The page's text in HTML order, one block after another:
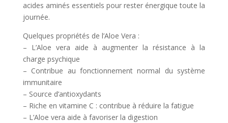
acides aminés essentiels pour rester énergique toute la
journée.
Quelques propriétés de l’Aloe Vera :
– L’Aloe vera aide à augmenter la résistance à la
charge psychique
– Contribue au fonctionnement normal du système
immunitaire
– Source d’antioxydants
– Riche en vitamine C : contribue à réduire la fatigue
– L’Aloe vera aide à favoriser la digestion